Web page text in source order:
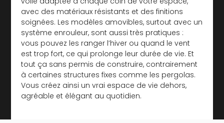
avec des matériaux résistants et des finitions
soignées. Les modèles amovibles, surtout avec un
système enrouleur, sont aussi très pratiques :
vous pouvez les ranger l’hiver ou quand le vent
est trop fort, ce qui prolonge leur durée de vie. Et
tout ça sans permis de construire, contrairement
à certaines structures fixes comme les pergolas.
Vous créez ainsi un vrai espace de vie dehors,
agréable et élégant au quotidien.